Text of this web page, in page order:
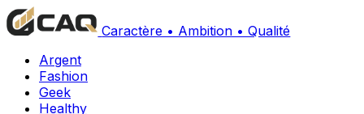
Caractère • Ambition • Qualité
Argent
Fashion
Geek
Healthy